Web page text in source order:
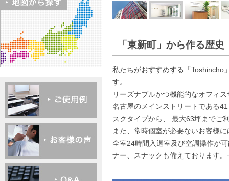
「東新町」から作る歴史
私たちがおすすめする「Toshincho
す。
リーズナブルかつ機能的なオフィ
名古屋のメインストリートである
スクタイプから、 最大63坪までご
また、常時個室が必要ないお客様
全室24時間入退室及び空調操作が
ナー、スナックも備えております